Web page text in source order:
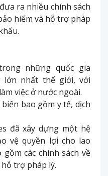
ra nhiều chính sách
hiểm và hỗ trợ pháp
những quốc gia
lớn nhất thế giới, với
việc ở nước ngoài.
bao gồm y tế, dịch
đã xây dựng một hệ
vệ quyền lợi cho lao
các chính sách về
trợ pháp lý.